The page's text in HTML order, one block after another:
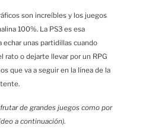
son increíbles y los juegos
100%. La PS3 es esa
unas partidillas cuando
rato o dejarte llevar por un RPG
que va a seguir en la línea de la
de grandes juegos como por
a continuación).